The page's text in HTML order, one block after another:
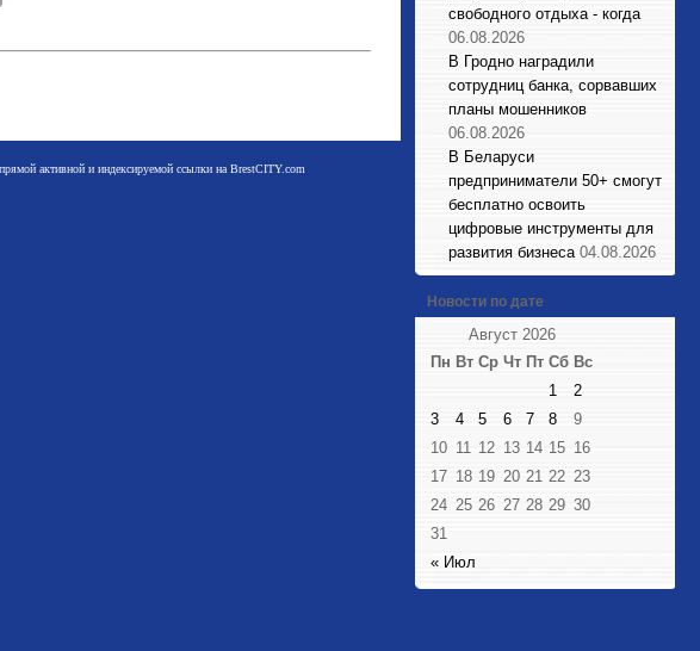
активной и индексируемой ссылки на BrestCITY.com
свободного отдыха - когда
06.08.2026
В Гродно наградили
сотрудниц банка, сорвавших
планы мошенников
06.08.2026
В Беларуси
предприниматели 50+ смогут
бесплатно освоить
цифровые инструменты для
развития бизнеса 04.08.2026
Новости по дате
Август 2026
Пн Вт Ср Чт Пт Сб Вс
« Июл
1
2
3
4 5 6 7 8
9
10 11 12 13 14 15 16
17 18 19 20 21 22 23
24 25 26 27 28 29 30
31